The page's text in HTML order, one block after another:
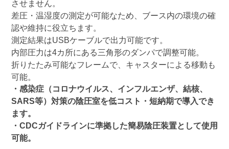
させません。
差圧・温湿度の測定が可能なため、ブース内の環境の確
認や維持に役立ちます。
測定結果はUSBケーブルで出力可能です。
内部圧力は4カ所にある三角形のダンパで調整可能。
折りたたみ可能なフレームで、キャスターによる移動も
可能。
・感染症（コロナウイルス、インフルエンザ、結核、
SARS等）対策の陰圧室を低コスト・短納期で導入でき
ます。
・CDCガイドラインに準拠した簡易陰圧装置として使用
可能。